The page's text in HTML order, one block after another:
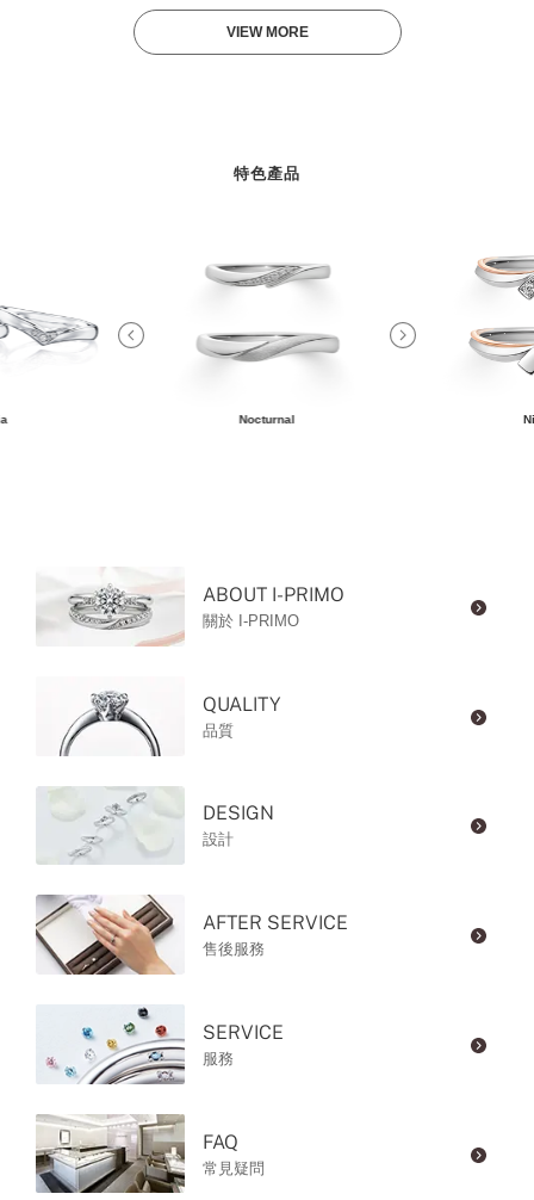
VIEW MORE
特色產品
Nocturnal
ABOUT I-PRIMO
關於 I-PRIMO
QUALITY
品質
DESIGN
設計
AFTER SERVICE
售後服務
SERVICE
服務
FAQ
常見疑問